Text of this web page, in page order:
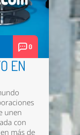
0
EN
unen
con
más de